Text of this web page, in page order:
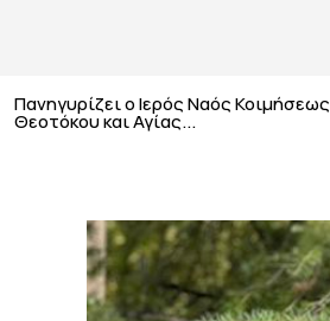
Πανηγυρίζει ο Ιερός Ναός Κοιμήσεως
Θεοτόκου και Αγίας...